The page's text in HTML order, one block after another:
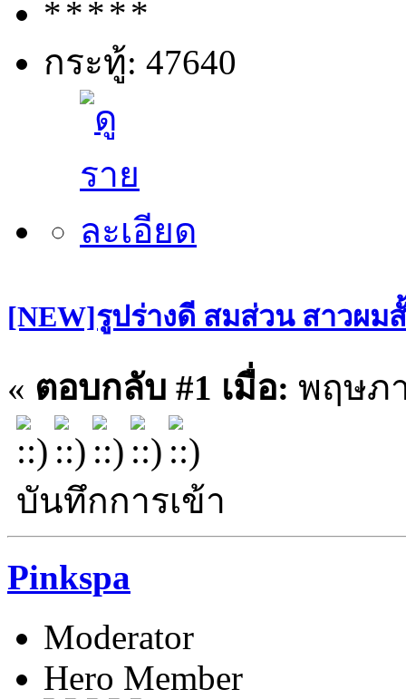
กระทู้: 47640
[NEW]รูปร่างดี สมส่วน สาวผม
« ตอบกลับ #1 เมื่อ: พฤษภา
บันทึกการเข้า
Pinkspa
Moderator
Hero Member